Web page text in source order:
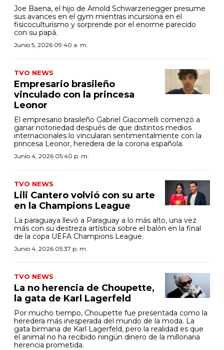
Joe Baena, el hijo de Arnold Schwarzenegger presume
sus avances en el gym mientras incursiona en el
fisicoculturismo y sorprende por el enorme parecido
con su papá.
Junio 5, 2026 09:40 a. m.
TVO NEWS
Empresario brasileño
vinculado con la princesa
Leonor
El empresario brasileño Gabriel Giacomelli comenzó a
ganar notoriedad después de que distintos medios
internacionales lo vincularan sentimentalmente con la
princesa Leonor, heredera de la corona española.
Junio 4, 2026 05:40 p. m.
TVO NEWS
Lili Cantero volvió con su arte
en la Champions League
La paraguaya llevó a Paraguay a lo más alto, una vez
más con su destreza artística sobre el balón en la final
de la copa UEFA Champions League.
Junio 4, 2026 05:37 p. m.
TVO NEWS
La no herencia de Choupette,
la gata de Karl Lagerfeld
Por mucho tiempo, Choupette fue presentada como la
heredera más inesperada del mundo de la moda. La
gata birmana de Karl Lagerfeld, pero la realidad es que
el animal no ha recibido ningún dinero de la millonaria
herencia prometida.